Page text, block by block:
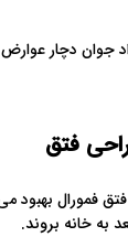
جوان دچار
فتق
فمورال بهبود
به خانه بروند.